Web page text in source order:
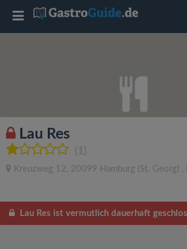
Lau Res
(1)
Kreuzweg 12, 20099 Hamburg (St. Georg) ,
Lau Res ist vermutlich dauerhaft
T
l
e